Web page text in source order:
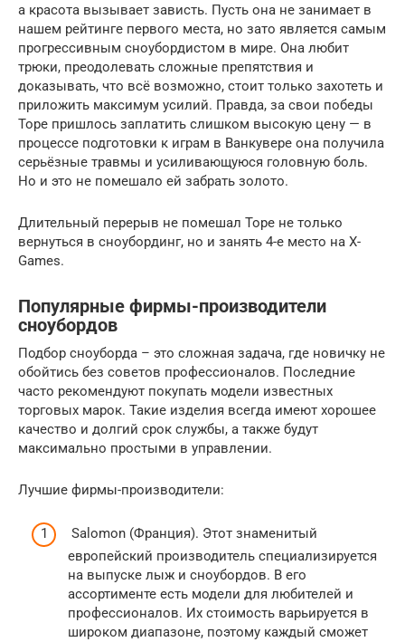
а красота вызывает зависть. Пусть она не занимает в
нашем рейтинге первого места, но зато является самым
прогрессивным сноубордистом в мире. Она любит
трюки, преодолевать сложные препятствия и
доказывать, что всё возможно, стоит только захотеть и
приложить максимум усилий. Правда, за свои победы
Торе пришлось заплатить слишком высокую цену — в
процессе подготовки к играм в Ванкувере она получила
серьёзные травмы и усиливающуюся головную боль.
Но и это не помешало ей забрать золото.
Длительный перерыв не помешал Торе не только
вернуться в сноубординг, но и занять 4-е место на X-
Games.
Популярные фирмы-производители
сноубордов
Подбор сноуборда – это сложная задача, где новичку не
обойтись без советов профессионалов. Последние
часто рекомендуют покупать модели известных
торговых марок. Такие изделия всегда имеют хорошее
качество и долгий срок службы, а также будут
максимально простыми в управлении.
Лучшие фирмы-производители:
Salomon (Франция). Этот знаменитый
европейский производитель специализируется
на выпуске лыж и сноубордов. В его
ассортименте есть модели для любителей и
профессионалов. Их стоимость варьируется в
широком диапазоне, поэтому каждый сможет